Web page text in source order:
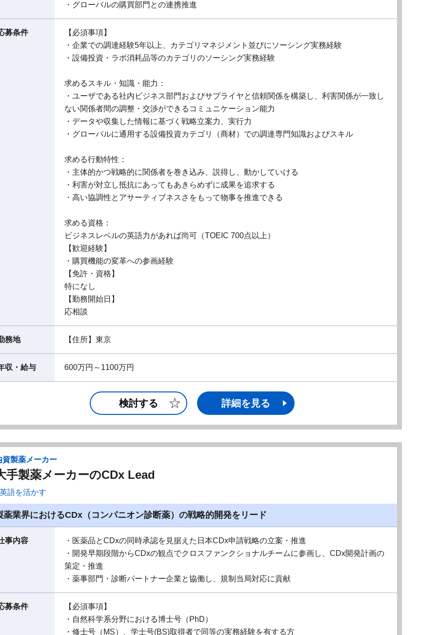
・グローバルの購買部門との連携推進
募条件
【必須事項】
・企業での調達経験5年以上、カテゴリマネジメント並びにソーシング実務経験
・設備投資・ラボ消耗品等のカテゴリのソーシング実務経験
求めるスキル・知識・能力：
・ユーザである社内ビジネス部門およびサプライヤと信頼関係を構築し、利害関係が一致し
ない関係者間の調整・交渉ができるコミュニケーション能力
・データや収集した情報に基づく戦略立案力、実行力
・グローバルに通用する設備投資カテゴリ（商材）での調達専門知識およびスキル
求める行動特性：
・主体的かつ戦略的に関係者を巻き込み、説得し、動かしていける
・利害が対立し抵抗にあってもあきらめずに成果を追求する
・高い協調性とアサーティブネスさをもって物事を推進できる
求める資格：
ビジネスレベルの英語力があれば尚可（TOEIC 700点以上）
【歓迎経験】
・購買機能の変革への参画経験
【免許・資格】
特になし
【勤務開始日】
応相談
務地 【住所】東京
収・給与 600万円～1100万円
検討する 詳細を見る
資製薬メーカー
手製薬メーカーのCDx Lead
英語を活かす
薬業界におけるCDx（コンパニオン診断薬）の戦略的開発をリード
事内容
・医薬品とCDxの同時承認を見据えた日本CDx申請戦略の立案・推進
・開発早期段階からCDxの観点でクロスファンクショナルチームに参画し、CDx開発計画の
策定・推進
・薬事部門・診断パートナー企業と協働し、規制当局対応に貢献
募条件
【必須事項】
・自然科学系分野における博士号（PhD）
・修士号（MS）、学士号(BS)取得者で同等の実務経験を有する方